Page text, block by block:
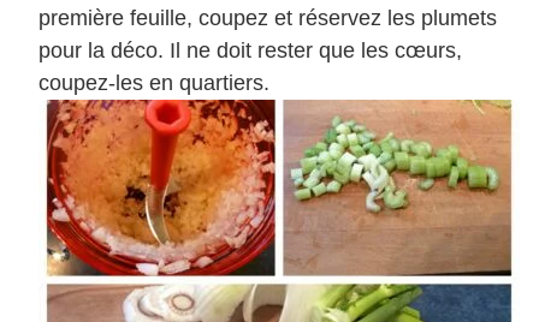
première feuille, coupez et réservez les plumets
pour la déco. Il ne doit rester que les cœurs,
coupez-les en quartiers.